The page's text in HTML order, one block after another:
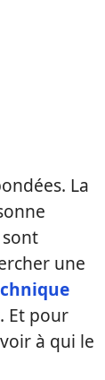
La
une
Et pour
à qui le